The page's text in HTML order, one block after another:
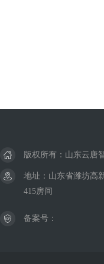
版权所有：山东云唐
地址：山东省潍坊高
415房间
备案号：